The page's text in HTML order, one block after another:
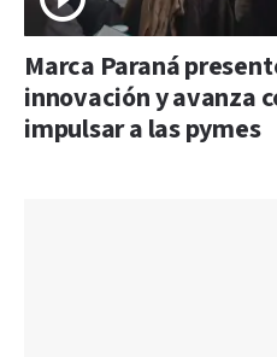
Marca Paraná
innovación y avanza
impulsar a las pymes